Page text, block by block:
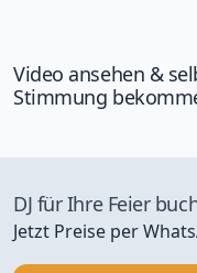
Video ansehen &
Stimmung
DJ für Ihre Feier
Jetzt Preise per